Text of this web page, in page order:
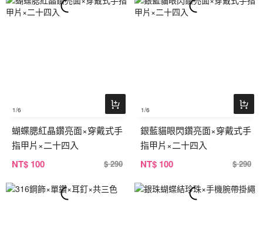
1/6
蝴蝶腮紅晶鑽亮面×穿戴式手
指甲片×二十四入
NT$ 100 $ 290
1/6
銀藍貓眼閃鑽亮面×穿戴式手
指甲片×二十四入
NT$ 100 $ 290